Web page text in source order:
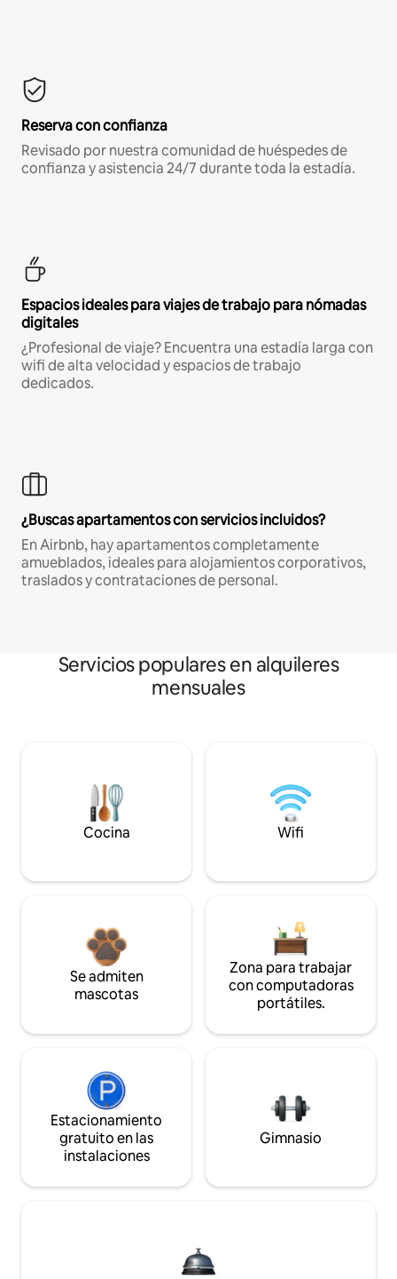
Reserva con confianza
Revisado por nuestra comunidad de huéspedes de
confianza y asistencia 24/7 durante toda la estadía.
Espacios ideales para viajes de trabajo para nómadas
digitales
¿Profesional de viaje? Encuentra una estadía larga con
wifi de alta velocidad y espacios de trabajo
dedicados.
¿Buscas apartamentos con servicios incluidos?
En Airbnb, hay apartamentos completamente
amueblados, ideales para alojamientos corporativos,
traslados y contrataciones de personal.
Servicios populares en alquileres
mensuales
Cocina Wifi
Se admiten
mascotas
Zona para trabajar
con computadoras
portátiles.
Estacionamiento
gratuito en las
instalaciones
Gimnasio